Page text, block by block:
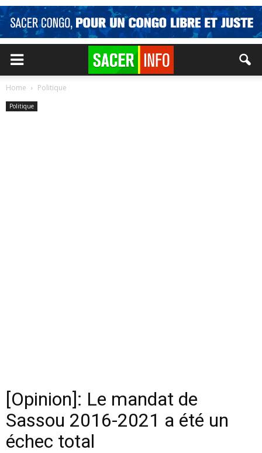
Home Politique
Politique
[Opinion]: Le mandat de
Sassou 2016-2021 a été un
échec total